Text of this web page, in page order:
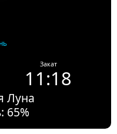
Закат
11:18
Луна
65%